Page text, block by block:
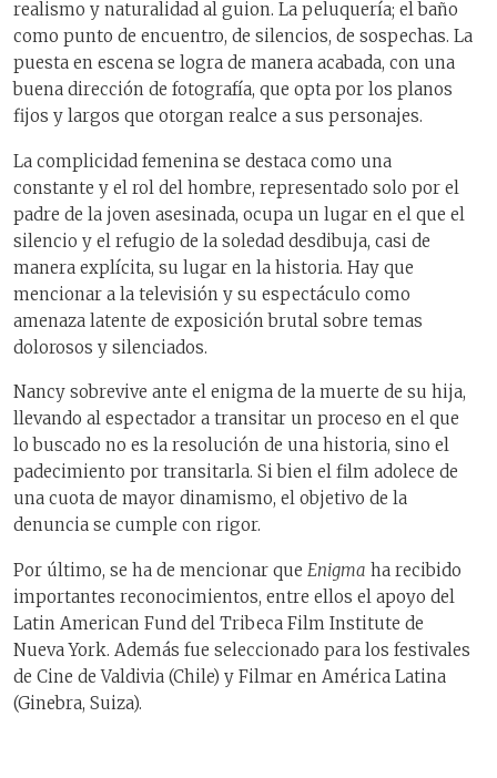
realismo y naturalidad al guion. La peluquería; el baño
como punto de encuentro, de silencios, de sospechas. La
puesta en escena se logra de manera acabada, con una
buena dirección de fotografía, que opta por los planos
fijos y largos que otorgan realce a sus personajes.
La complicidad femenina se destaca como una
constante y el rol del hombre, representado solo por el
padre de la joven asesinada, ocupa un lugar en el que el
silencio y el refugio de la soledad desdibuja, casi de
manera explícita, su lugar en la historia. Hay que
mencionar a la televisión y su espectáculo como
amenaza latente de exposición brutal sobre temas
dolorosos y silenciados.
Nancy sobrevive ante el enigma de la muerte de su hija,
llevando al espectador a transitar un proceso en el que
lo buscado no es la resolución de una historia, sino el
padecimiento por transitarla. Si bien el film adolece de
una cuota de mayor dinamismo, el objetivo de la
denuncia se cumple con rigor.
Por último, se ha de mencionar que Enigma ha recibido
importantes reconocimientos, entre ellos el apoyo del
Latin American Fund del Tribeca Film Institute de
Nueva York. Además fue seleccionado para los festivales
de Cine de Valdivia (Chile) y Filmar en América Latina
(Ginebra, Suiza).